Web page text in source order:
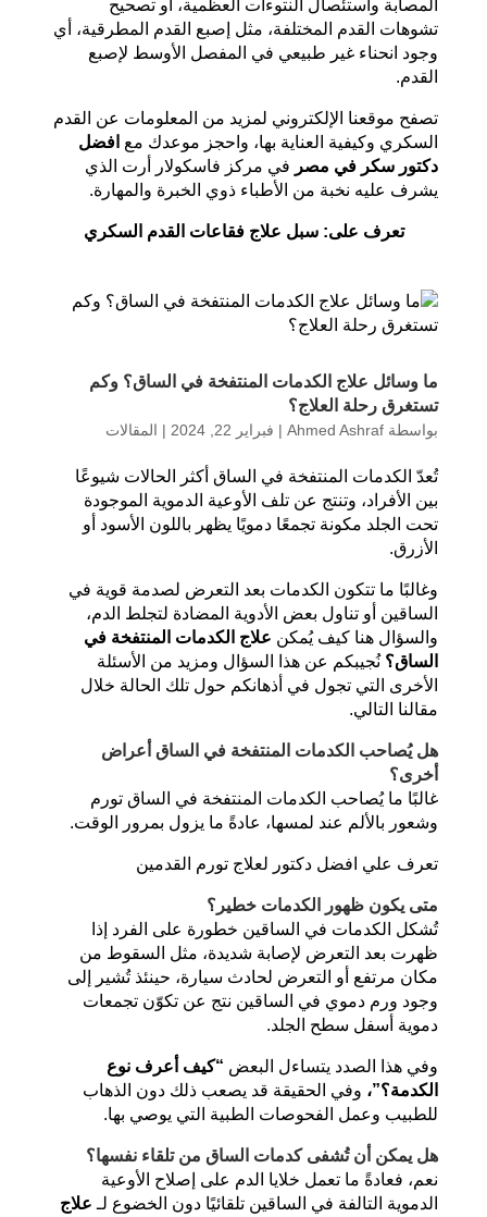
المصابة واستئصال النتوءات العظمية، أو تصحيح
تشوهات القدم المختلفة، مثل إصبع القدم المطرقية، أي
وجود انحناء غير طبيعي في المفصل الأوسط لإصبع
القدم.
تصفح موقعنا الإلكتروني لمزيد من المعلومات عن القدم
السكري وكيفية العناية بها، واحجز موعدك مع افضل
دكتور سكر في مصر في مركز فاسكولار أرت الذي
يشرف عليه نخبة من الأطباء ذوي الخبرة والمهارة.
تعرف على: سبل علاج فقاعات القدم السكري
ما وسائل علاج الكدمات المنتفخة في الساق؟ وكم
تستغرق رحلة العلاج؟
بواسطة Ahmed Ashraf
| فبراير 22, 2024 | المقالات
تُعدّ الكدمات المنتفخة في الساق أكثر الحالات شيوعًا
بين الأفراد، وتنتج عن تلف الأوعية الدموية الموجودة
تحت الجلد مكونة تجمعًا دمويًا يظهر باللون الأسود أو
الأزرق.
وغالبًا ما تتكون الكدمات بعد التعرض لصدمة قوية في
الساقين أو تناول بعض الأدوية المضادة لتجلط الدم،
والسؤال هنا كيف يُمكن علاج الكدمات المنتفخة في
الساق؟ نُجيبكم عن هذا السؤال ومزيد من الأسئلة
الأخرى التي تجول في أذهانكم حول تلك الحالة خلال
مقالنا التالي.
هل يُصاحب الكدمات المنتفخة في الساق أعراض
أخرى؟
غالبًا ما يُصاحب الكدمات المنتفخة في الساق تورم
وشعور بالألم عند لمسها، عادةً ما يزول بمرور الوقت.
تعرف علي افضل دكتور لعلاج تورم القدمين
متى يكون ظهور الكدمات خطير؟
تُشكل الكدمات في الساقين خطورة على الفرد إذا
ظهرت بعد التعرض لإصابة شديدة، مثل السقوط من
مكان مرتفع أو التعرض لحادث سيارة، حينئذ تُشير إلى
وجود ورم دموي في الساقين نتج عن تكوّن تجمعات
دموية أسفل سطح الجلد.
وفي هذا الصدد يتساءل البعض “كيف أعرف نوع
الكدمة؟”، وفي الحقيقة قد يصعب ذلك دون الذهاب
للطبيب وعمل الفحوصات الطبية التي يوصي بها.
هل يمكن أن تُشفى كدمات الساق من تلقاء نفسها؟
نعم، فعادةً ما تعمل خلايا الدم على إصلاح الأوعية
الدموية التالفة في الساقين تلقائيًا دون الخضوع لـ علاج